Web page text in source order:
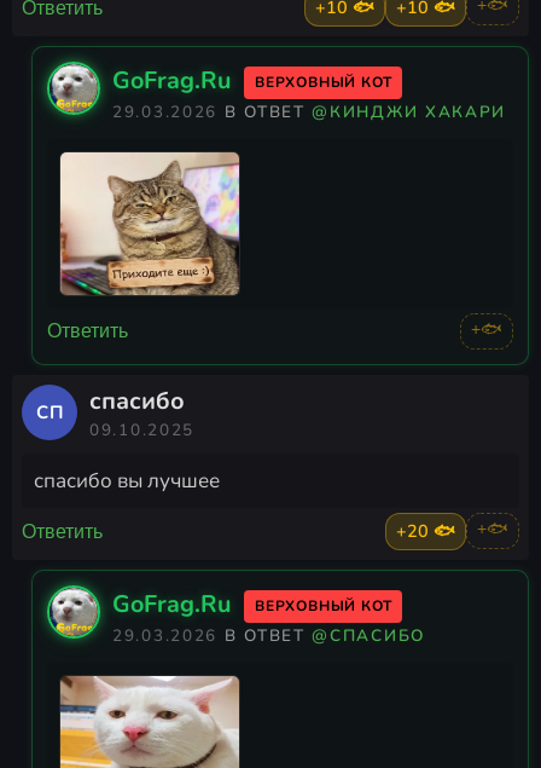
Ответить +10 🐟 +10 🐟 +🐟
GoFrag.Ru ВЕРХОВНЫЙ КОТ
29.03.2026 В ОТВЕТ@КИНДЖИ ХАКАРИ
Ответить +🐟
СП спасибо
09.10.2025
спасибо вы лучшее
Ответить +20 🐟 +🐟
GoFrag.Ru ВЕРХОВНЫЙ КОТ
29.03.2026 В ОТВЕТ@СПАСИБО